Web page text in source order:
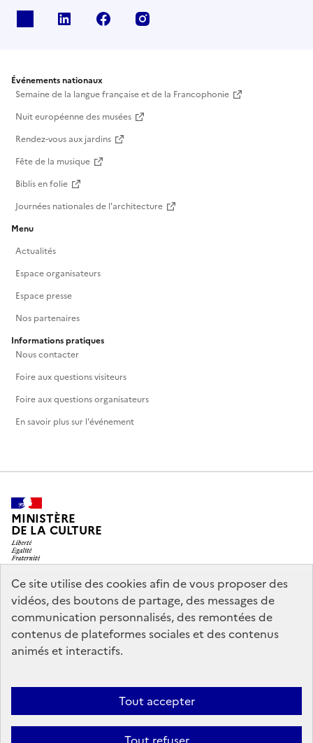
Ce site utilise des cookies afin de vous proposer des
vidéos, des boutons de partage, des messages de
communication personnalisés, des remontées de
contenus de plateformes sociales et des contenus
animés et interactifs.
Tout accepter
Linkedin Facebook
Événements nationaux
Semaine de la langue française et de la Francophonie
Nuit européenne des musées
Rendez-vous aux jardins
Fête de la musique
Biblis en folie
Journées nationales de l'architecture
Menu
Actualités
Espace organisateurs
Espace presse
Nos partenaires
Informations pratiques
Nous contacter
Foire aux questions visiteurs
Foire aux questions organisateurs
En savoir plus sur l'événement
MINISTÈRE
DE LA CULTURE
legifrance.gouv.fr
info.gouv.fr
service-public.gouv.fr
data.gouv.fr
Mentions légales
conforme
Politique d’utilisation des témoins de connexion